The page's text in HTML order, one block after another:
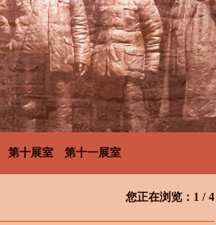
第十展室 第十一展室
您正在浏览： 1 / 4